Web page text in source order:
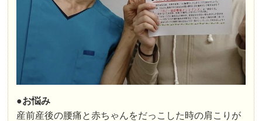
●お悩み
産前産後の腰痛と赤ちゃんをだっこした時の肩こりが